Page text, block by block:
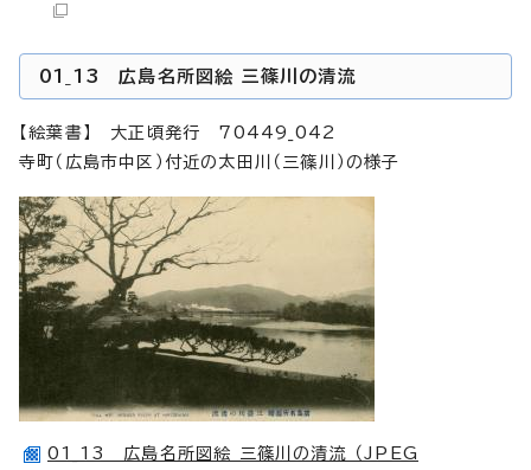
01_13 広島名所図絵 三篠川の清流
【絵葉書】 大正頃発行 70449_042
寺町（広島市中区）付近の太田川（三篠川）の様子
01_13 広島名所図絵 三篠川の清流 （JPEG